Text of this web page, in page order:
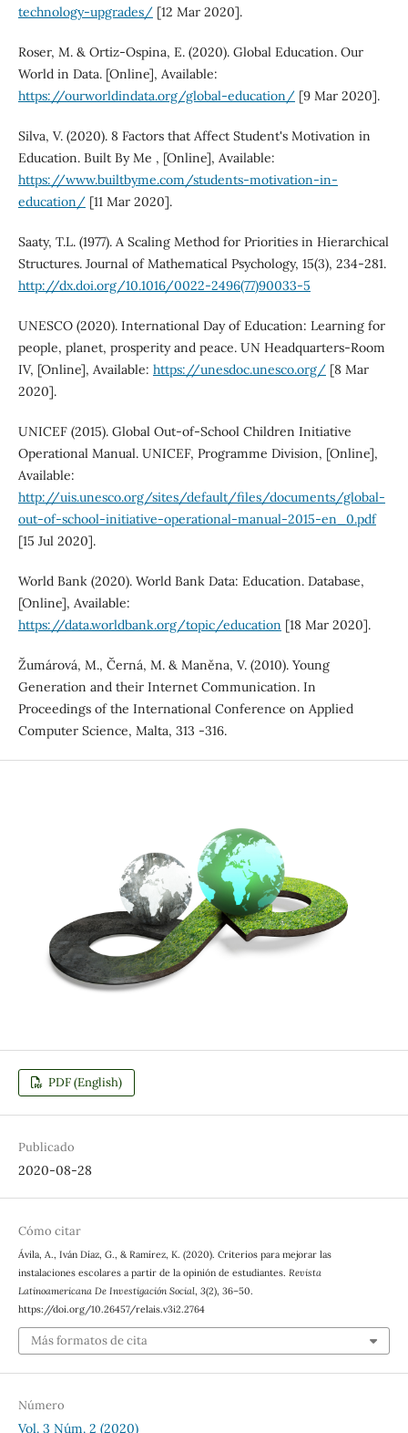
technology-upgrades/[12 Mar 2020].
Roser, M. & Ortiz-Ospina, E. (2020). Global Education. Our
World in Data. [Online], Available:
https://ourworldindata.org/global-education/[9 Mar 2020].
Silva, V. (2020). 8 Factors that Affect Student's Motivation in
Education. Built By Me , [Online], Available:
https://www.builtbyme.com/students-motivation-in-
education/[11 Mar 2020].
Saaty, T.L. (1977). A Scaling Method for Priorities in Hierarchical
Structures. Journal of Mathematical Psychology, 15(3), 234-281.
http://dx.doi.org/10.1016/0022-2496(77)90033-5
UNESCO (2020). International Day of Education: Learning for
people, planet, prosperity and peace. UN Headquarters-Room
IV, [Online], Available: https://unesdoc.unesco.org/[8 Mar
2020].
UNICEF (2015). Global Out-of-School Children Initiative
Operational Manual. UNICEF, Programme Division, [Online],
Available:
http://uis.unesco.org/sites/default/files/documents/global-
out-of-school-initiative-operational-manual-2015-en_0.pdf
[15 Jul 2020].
World Bank (2020). World Bank Data: Education. Database,
[Online], Available:
https://data.worldbank.org/topic/education [18 Mar 2020].
Žumárová, M., Černá, M. & Maněna, V. (2010). Young
Generation and their Internet Communication. In
Proceedings of the International Conference on Applied
Computer Science, Malta, 313 -316.
PDF (English)
Publicado
2020-08-28
Cómo citar
Ávila, A., Iván Díaz, G., & Ramírez, K. (2020). Criterios para mejorar las
instalaciones escolares a partir de la opinión de estudiantes. Revista
Latinoamericana De Investigación Social, 3(2), 36–50.
https://doi.org/10.26457/relais.v3i2.2764
Más formatos de cita
Número
Vol. 3 Núm. 2 (2020)